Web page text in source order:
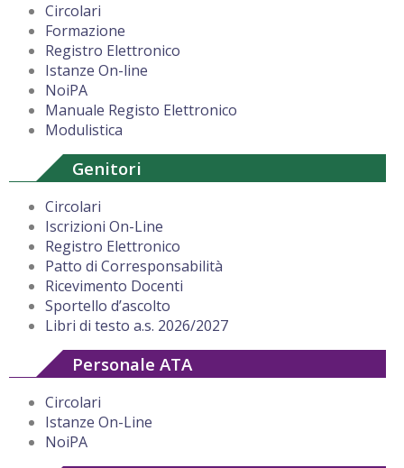
Circolari
Formazione
Registro Elettronico
Istanze On-line
NoiPA
Manuale Registo Elettronico
Modulistica
Genitori
Circolari
Iscrizioni On-Line
Registro Elettronico
Patto di Corresponsabilità
Ricevimento Docenti
Sportello d’ascolto
Libri di testo a.s. 2026/2027
Personale ATA
Circolari
Istanze On-Line
NoiPA